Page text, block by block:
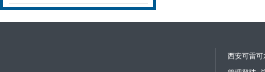
靠性与自诊断能力
西安可雷